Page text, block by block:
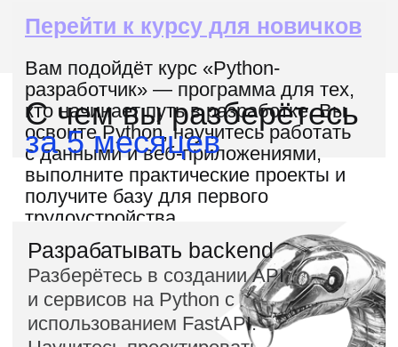
сервисов
Создавать и поддерживать API в
продакшене
Научитесь разрабатывать и
тестировать REST API,
настраивать авторизацию,
логирование и мониторинг